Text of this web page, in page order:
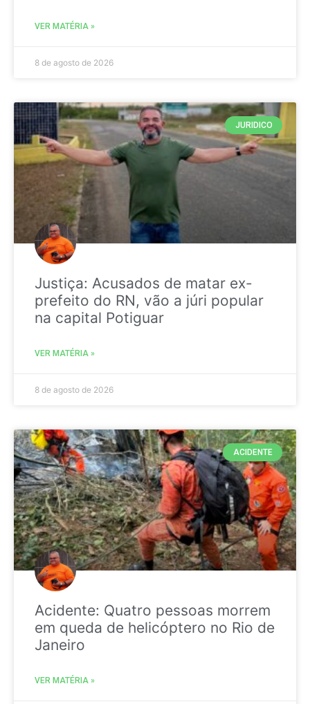
VER MATÉRIA »
8 de agosto de 2026
JURIDICO
Justiça: Acusados de matar ex-
prefeito do RN, vão a júri popular
na capital Potiguar
VER MATÉRIA »
8 de agosto de 2026
ACIDENTE
Acidente: Quatro pessoas morrem
em queda de helicóptero no Rio de
Janeiro
VER MATÉRIA »